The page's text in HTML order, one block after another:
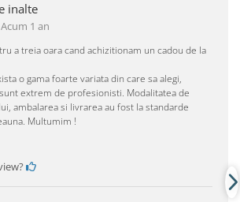
inalte
Acum 1 an
a treia oara cand achizitionam un cadou de la
o gama foarte variata din care sa alegi,
extrem de profesionisti. Modalitatea de
ambalarea si livrarea au fost la standarde
Multumim !